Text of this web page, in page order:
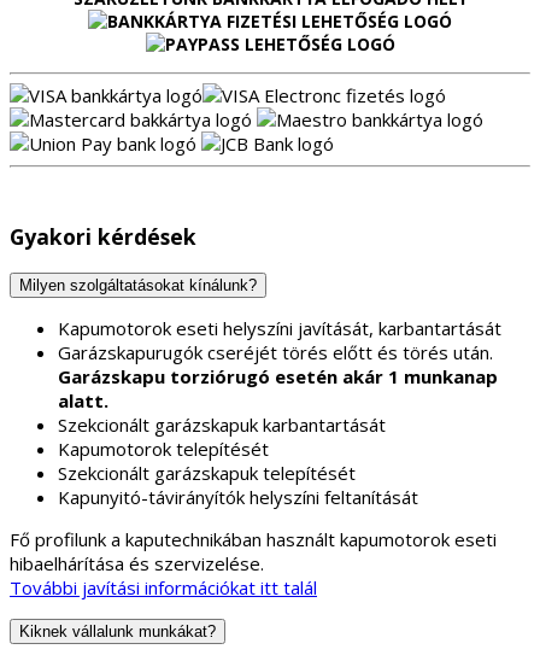
Gyakori kérdések
Milyen szolgáltatásokat kínálunk?
Kapumotorok eseti helyszíni javítását, karbantartását
Garázskapurugók cseréjét törés előtt és törés után.
Garázskapu torziórugó esetén akár 1 munkanap
alatt.
Szekcionált garázskapuk karbantartását
Kapumotorok telepítését
Szekcionált garázskapuk telepítését
Kapunyitó-távirányítók helyszíni feltanítását
Fő profilunk a kaputechnikában használt kapumotorok eseti
hibaelhárítása és szervizelése.
További javítási információkat itt talál
Kiknek vállalunk munkákat?